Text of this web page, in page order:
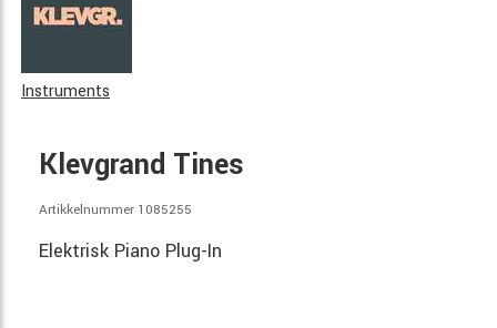
Instruments
Klevgrand Tines
Artikkelnummer 1085255
Elektrisk Piano Plug-In